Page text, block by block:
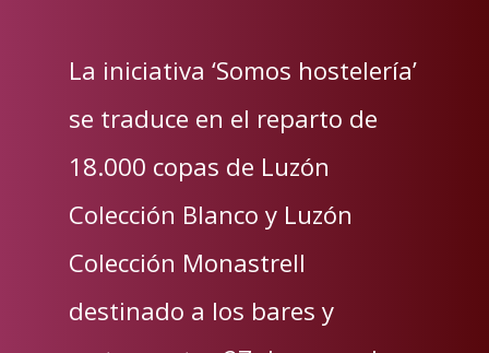
La iniciativa ‘Somos hostelería’
se traduce en el reparto de
18.000 copas de Luzón
Colección Blanco y Luzón
Colección Monastrell
destinado a los bares y